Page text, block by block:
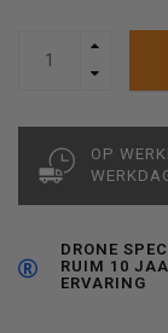
OP
DRONE
RUIM 10
ERVARING